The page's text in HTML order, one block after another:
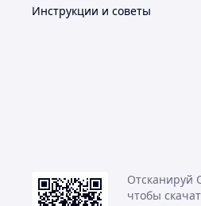
Инструкции и советы
Отсканируй
чтобы